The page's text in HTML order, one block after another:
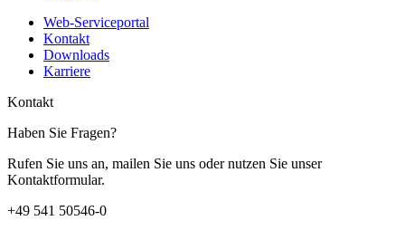
Web-Serviceportal
Kontakt
Downloads
Karriere
Kontakt
Haben Sie Fragen?
Rufen Sie uns an, mailen Sie uns oder nutzen Sie unser
Kontaktformular.
+49 541 50546-0